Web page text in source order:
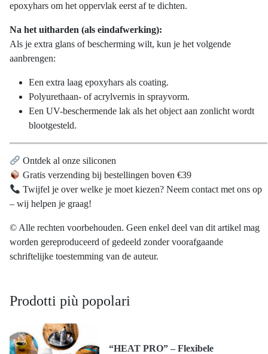
epoxyhars om het oppervlak eerst af te dichten.
Na het uitharden (als eindafwerking):
Als je extra glans of bescherming wilt, kun je het volgende
aanbrengen:
Een extra laag epoxyhars als coating.
Polyurethaan- of acrylvernis in sprayvorm.
Een UV-beschermende lak als het object aan zonlicht wordt
blootgesteld.
Ontdek al onze siliconen
Gratis verzending bij bestellingen boven €39
Twijfel je over welke je moet kiezen? Neem contact met ons op
– wij helpen je graag!
© Alle rechten voorbehouden. Geen enkel deel van dit artikel mag
worden gereproduceerd of gedeeld zonder voorafgaande
schriftelijke toestemming van de auteur.
Prodotti più popolari
“HEAT PRO” – Flexibele